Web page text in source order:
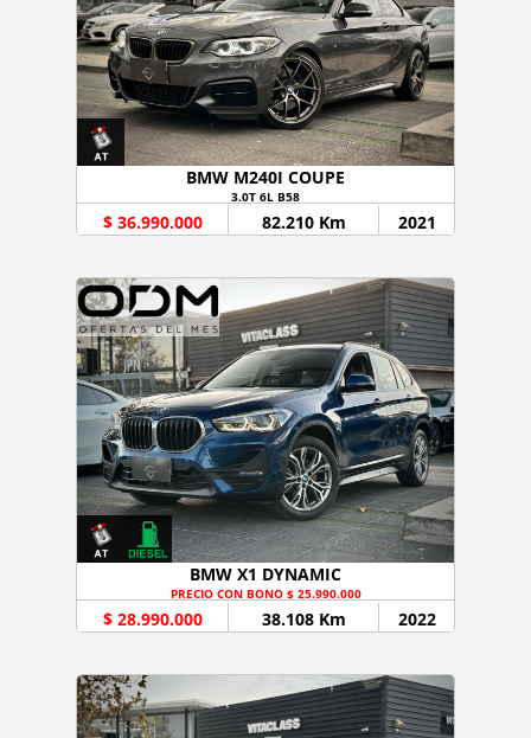
BMW M240I COUPE
3.0T 6L B58
$ 36.990.000 82.210 Km 2021
BMW X1 DYNAMIC
PRECIO CON BONO $ 25.990.000
$ 28.990.000 38.108 Km 2022